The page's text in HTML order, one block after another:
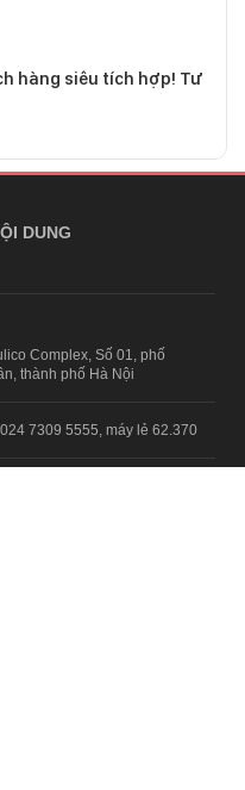
hàng siêu tích hợp! Tư
DUNG
Complex, Số 01, phố
thành phố Hà Nội
024 7309 5555, máy lẻ 62.370